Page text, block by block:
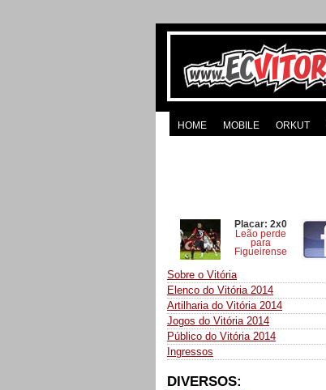
HOME MOBILE ORKUT
Placar: 2x0
Leão perde
para
Figueirense
Sobre o Vitória
Elenco do Vitória 2014
Artilharia do Vitória 2014
Jogos do Vitória 2014
Público do Vitória 2014
Ingressos
DIVERSOS: